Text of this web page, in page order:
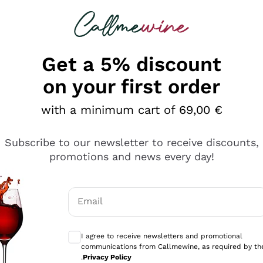
looking for
diversi e con un ampio range di prezzo. Le
Get a 5% discount
on your first order
with a minimum cart of 69,00 €
Subscribe to our newsletter to receive discounts,
promotions and news every day!
Email
I agree to receive newsletters and promotional
communications from Callmewine, as required by
.Privacy Policy